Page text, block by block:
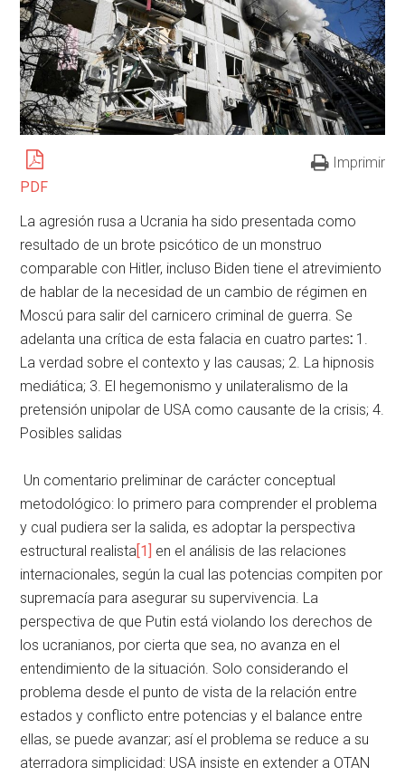
PDF
Imprimir
La agresión rusa a Ucrania ha sido presentada como
resultado de un brote psicótico de un monstruo
comparable con Hitler, incluso Biden tiene el atrevimiento
de hablar de la necesidad de un cambio de régimen en
Moscú para salir del carnicero criminal de guerra. Se
adelanta una crítica de esta falacia en cuatro partes: 1.
La verdad sobre el contexto y las causas; 2. La hipnosis
mediática; 3. El hegemonismo y unilateralismo de la
pretensión unipolar de USA como causante de la crisis; 4.
Posibles salidas
Un comentario preliminar de carácter conceptual
metodológico: lo primero para comprender el problema
y cual pudiera ser la salida, es adoptar la perspectiva
estructural realista[1] en el análisis de las relaciones
internacionales, según la cual las potencias compiten por
supremacía para asegurar su supervivencia. La
perspectiva de que Putin está violando los derechos de
los ucranianos, por cierta que sea, no avanza en el
entendimiento de la situación. Solo considerando el
problema desde el punto de vista de la relación entre
estados y conflicto entre potencias y el balance entre
ellas, se puede avanzar; así el problema se reduce a su
aterradora simplicidad: USA insiste en extender a OTAN